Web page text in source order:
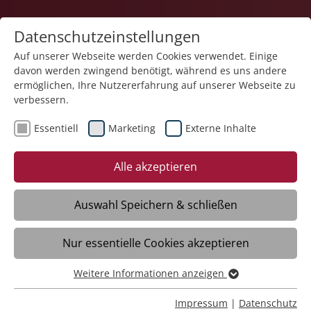
Teilhabe und Familie
Impressum
Stiftung Liebenau
Kirchliche Stiftung privaten Rechts
Datenschutzeinstellungen
Auf unserer Webseite werden Cookies verwendet. Einige
davon werden zwingend benötigt, während es uns andere
ermöglichen, Ihre Nutzererfahrung auf unserer Webseite zu
verbessern.
Essentiell Marketing Externe Inhalte
Alle akzeptieren
Auswahl Speichern & schließen
Nur essentielle Cookies akzeptieren
Essentiell
Essentielle Cookies werden für grundlegende Funktionen
Weitere Informationen anzeigen
Impressum | Datenschutz